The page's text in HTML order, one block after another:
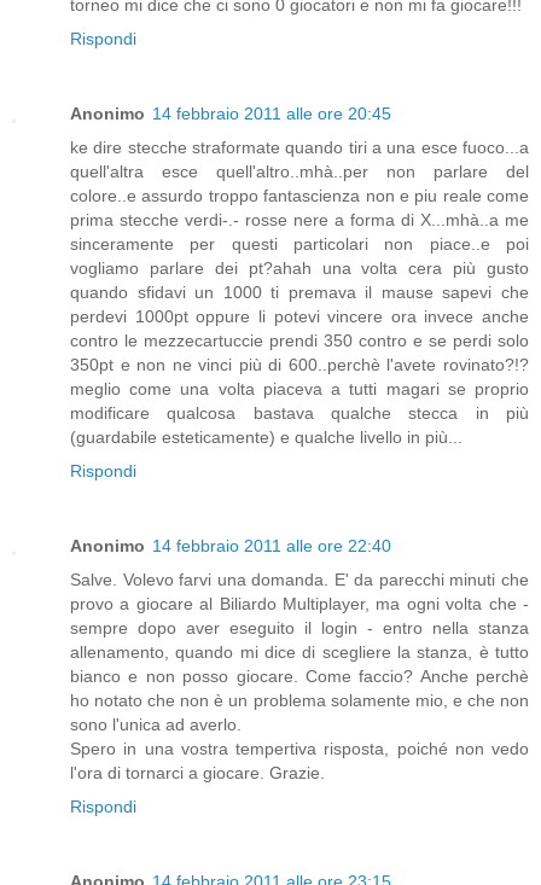
torneo mi dice che ci sono 0 giocatori e non mi fa giocare!!!
Rispondi
Anonimo 14 febbraio 2011 alle ore 20:45
ke dire stecche straformate quando tiri a una esce fuoco...a
quell'altra esce quell'altro..mhà..per non parlare del
colore..e assurdo troppo fantascienza non e piu reale come
prima stecche verdi-.- rosse nere a forma di X...mhà..a me
sinceramente per questi particolari non piace..e poi
vogliamo parlare dei pt?ahah una volta cera più gusto
quando sfidavi un 1000 ti premava il mause sapevi che
perdevi 1000pt oppure li potevi vincere ora invece anche
contro le mezzecartuccie prendi 350 contro e se perdi solo
350pt e non ne vinci più di 600..perchè l'avete rovinato?!?
meglio come una volta piaceva a tutti magari se proprio
modificare qualcosa bastava qualche stecca in più
(guardabile esteticamente) e qualche livello in più...
Rispondi
Anonimo 14 febbraio 2011 alle ore 22:40
Salve. Volevo farvi una domanda. E' da parecchi minuti che
provo a giocare al Biliardo Multiplayer, ma ogni volta che -
sempre dopo aver eseguito il login - entro nella stanza
allenamento, quando mi dice di scegliere la stanza, è tutto
bianco e non posso giocare. Come faccio? Anche perchè
ho notato che non è un problema solamente mio, e che non
sono l'unica ad averlo.
Spero in una vostra tempertiva risposta, poiché non vedo
l'ora di tornarci a giocare. Grazie.
Rispondi